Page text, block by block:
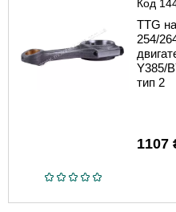
Код
TTG
254/
Y385/
тип 2
1107